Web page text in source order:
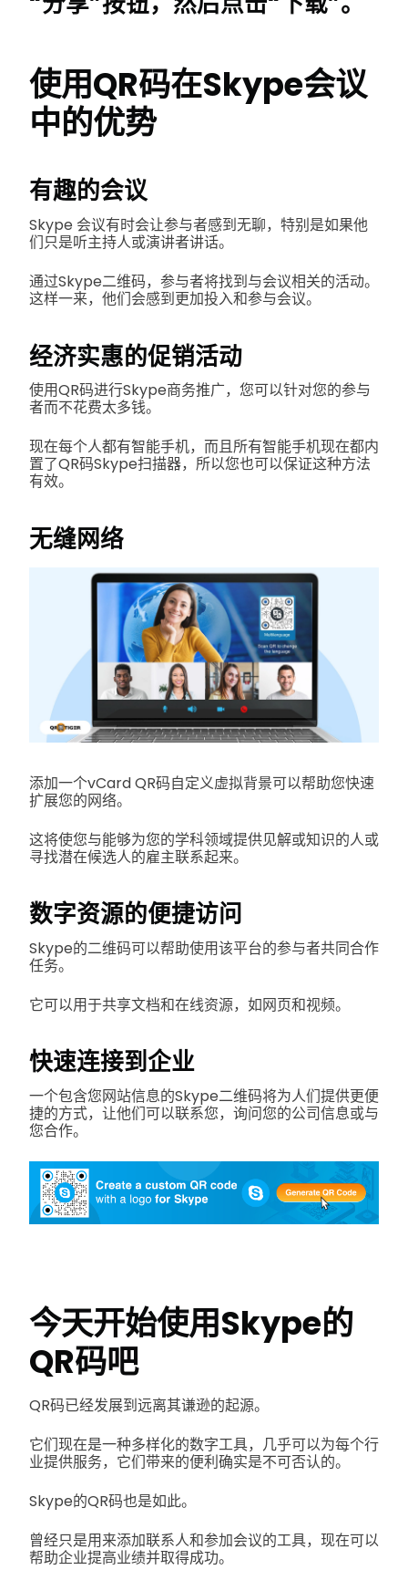
使用QR码在Skype会议
中的优势
有趣的会议
Skype 会议有时会让参与者感到无聊，特别是如果他
们只是听主持人或演讲者讲话。
通过Skype二维码，参与者将找到与会议相关的活动。
这样一来，他们会感到更加投入和参与会议。
经济实惠的促销活动
使用QR码进行Skype商务推广，您可以针对您的参与
者而不花费太多钱。
现在每个人都有智能手机，而且所有智能手机现在都内
置了QR码Skype扫描器，所以您也可以保证这种方法
有效。
无缝网络
添加一个vCard QR码自定义虚拟背景可以帮助您快速
扩展您的网络。
这将使您与能够为您的学科领域提供见解或知识的人或
寻找潜在候选人的雇主联系起来。
数字资源的便捷访问
Skype的二维码可以帮助使用该平台的参与者共同合作
任务。
它可以用于共享文档和在线资源，如网页和视频。
快速连接到企业
一个包含您网站信息的Skype二维码将为人们提供更便
捷的方式，让他们可以联系您，询问您的公司信息或与
您合作。
今天开始使用Skype的
QR码吧
QR码已经发展到远离其谦逊的起源。
它们现在是一种多样化的数字工具，几乎可以为每个行
业提供服务，它们带来的便利确实是不可否认的。
Skype的QR码也是如此。
曾经只是用来添加联系人和参加会议的工具，现在可以
帮助企业提高业绩并取得成功。